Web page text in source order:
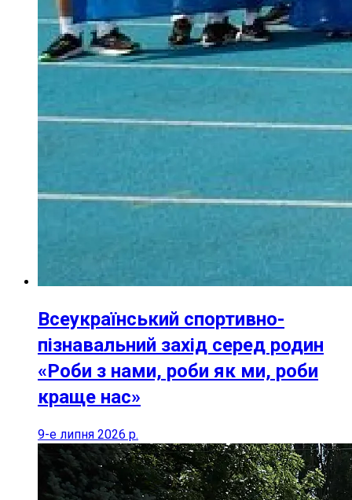
Всеукраїнський спортивно-
пізнавальний захід серед родин
«Роби з нами, роби як ми, роби
краще нас»
9-е липня 2026 р.